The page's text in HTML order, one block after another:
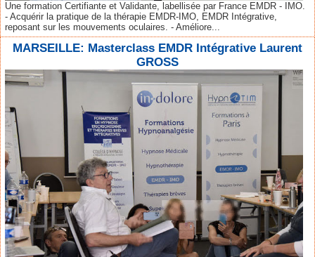
Une formation Certifiante et Validante, labellisée par France EMDR - IMO.
- Acquérir la pratique de la thérapie EMDR-IMO, EMDR Intégrative,
reposant sur les mouvements oculaires. - Améliore...
MARSEILLE: Masterclass EMDR Intégrative Laurent
GROSS